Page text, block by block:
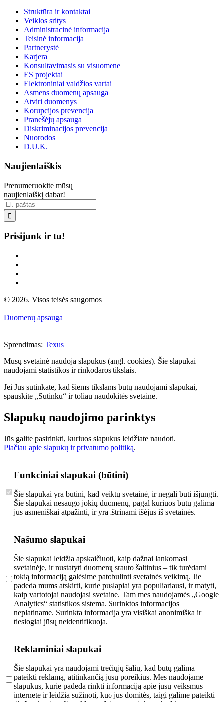
Struktūra ir kontaktai
Veiklos sritys
Administracinė informacija
Teisinė informacija
Partnerystė
Karjera
Konsultavimasis su visuomene
ES projektai
Elektroniniai valdžios vartai
Asmens duomenų apsauga
Atviri duomenys
Korupcijos prevencija
Pranešėjų apsauga
Diskriminacijos prevencija
Nuorodos
D.U.K.
Naujienlaiškis
Prenumeruokite mūsų
naujienlaiškį dabar!

Prisijunk ir tu!
© 2026. Visos teisės saugomos
Duomenų apsauga
Sprendimas: Texus
Mūsų svetainė naudoja slapukus (angl. cookies). Šie slapukai
naudojami statistikos ir rinkodaros tikslais.
Jei Jūs sutinkate, kad šiems tikslams būtų naudojami slapukai,
spauskite „Sutinku“ ir toliau naudokitės svetaine.
Slapukų naudojimo parinktys
Jūs galite pasirinkti, kuriuos slapukus leidžiate naudoti.
Plačiau apie slapukų ir privatumo politiką.
Funkciniai slapukai (būtini)
Šie slapukai yra būtini, kad veiktų svetainė, ir negali būti išjungti.
Šie slapukai nesaugo jokių duomenų, pagal kuriuos būtų galima
jus asmeniškai atpažinti, ir yra ištrinami išėjus iš svetainės.
Našumo slapukai
Šie slapukai leidžia apskaičiuoti, kaip dažnai lankomasi
svetainėje, ir nustatyti duomenų srauto šaltinius – tik turėdami
tokią informaciją galėsime patobulinti svetainės veikimą. Jie
padeda mums atskirti, kurie puslapiai yra populiariausi, ir matyti,
kaip vartotojai naudojasi svetaine. Tam mes naudojamės „Google
Analytics“ statistikos sistema. Surinktos informacijos
neplatiname. Surinkta informacija yra visiškai anonimiška ir
tiesiogiai jūsų neidentifikuoja.
Reklaminiai slapukai
Šie slapukai yra naudojami trečiųjų šalių, kad būtų galima
pateikti reklamą, atitinkančią jūsų poreikius. Mes naudojame
slapukus, kurie padeda rinkti informaciją apie jūsų veiksmus
internete ir leidžia sužinoti, kuo jūs domitės, taigi galime pateikti